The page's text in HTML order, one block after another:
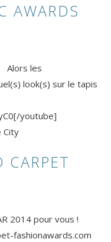
AWARDS
Alors les
look(s) sur le tapis
youtube]
City
CARPET
2014 pour vous !
fashionawards.com